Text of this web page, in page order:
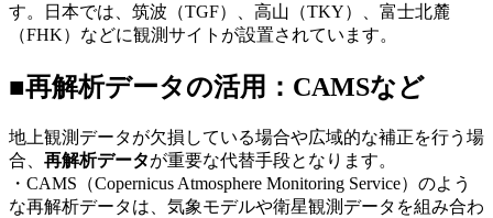
す。日本では、筑波（TGF）、高山（TKY）、富士北麓
（FHK）などに観測サイトが設置されています。
■再解析データの活用： CAMSなど
地上観測データが欠損している場合や広域的な補正を行う場
合、 再解析データが重要な代替手段となります。
・CAMS （Copernicus Atmosphere Monitoring Service）のよう
な再解析データは、気象モデルや衛星観測データを組み合わ